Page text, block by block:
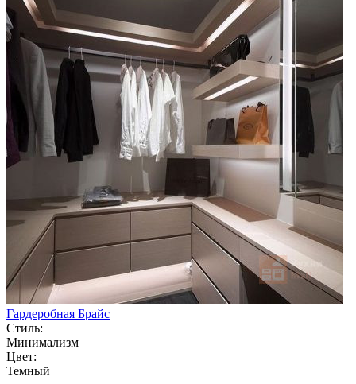
Гардеробная Брайс
Стиль:
Минимализм
Цвет:
Темный